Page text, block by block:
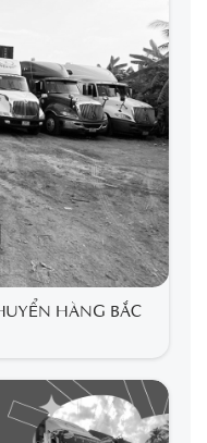
HÀNG BẮC